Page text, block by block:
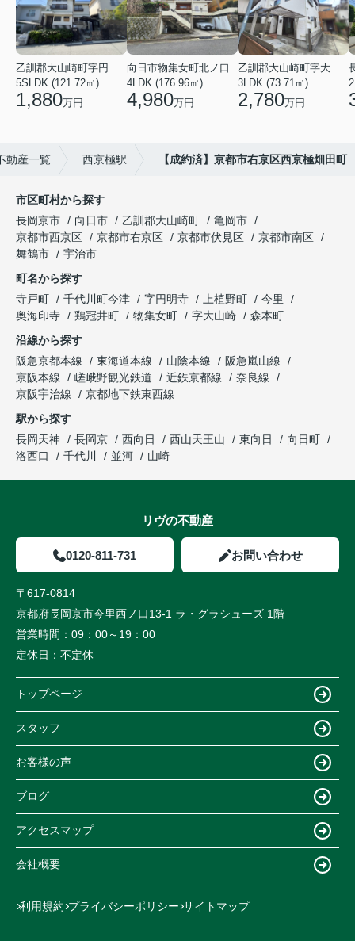
5SLDK (121.72㎡)
1,880万円
向日市物集女町北ノ口
4LDK (176.96㎡)
4,980万円
3LDK (73.71㎡)
2,780万円
動産一覧 西京極駅 【成約済】京都市右京区西京極畑田町
市区町村から探す
長岡京市
向日市 乙訓郡大山崎町
亀岡市
京都市西京区
京都市右京区 京都市伏見区
京都市南区
舞鶴市
宇治市
町名から探す
寺戸町
千代川町今津 字円明寺 上植野町
今里
奥海印寺
鶏冠井町 物集女町 字大山崎
森本町
沿線から探す
阪急京都本線
東海道本線 山陰本線
阪急嵐山線
京阪本線
嵯峨野観光鉄道 近鉄京都線
奈良線
京阪宇治線
京都地下鉄東西線
駅から探す
長岡天神
長岡京 西向日 西山天王山 東向日
向日町
洛西口
千代川 並河 山崎
リヴの不動産
0120-811-731 お問い合わせ
〒617-0814
京都府長岡京市今里西ノ口13-1 ラ・グラシューズ 1階
営業時間： 09：00～19：00
定休日： 不定休
トップページ
スタッフ
お客様の声
ブログ
アクセスマップ
会社概要
利用規約 プライバシーポリシー サイトマップ